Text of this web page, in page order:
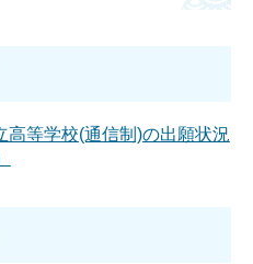
高等学校(通信制)の出願状況